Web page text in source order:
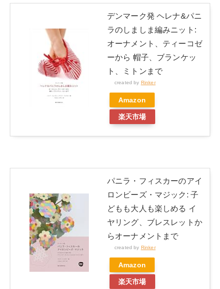
デンマーク発 ヘレナ&パニ
ラのしましま編みニット:
オーナメント、ティーコゼ
ーから 帽子、ブランケッ
ト、ミトンまで
created by Rinker
Amazon
楽天市場
パニラ・フィスカーのアイ
ロンビーズ・マジック: 子
どもも大人も楽しめる イ
ヤリング、ブレスレットか
らオーナメントまで
created by Rinker
Amazon
楽天市場